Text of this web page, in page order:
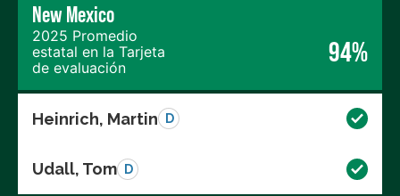
New Mexico
2025 Promedio
estatal en la Tarjeta
de evaluación
94%
Heinrich, Martin D
Udall, Tom D